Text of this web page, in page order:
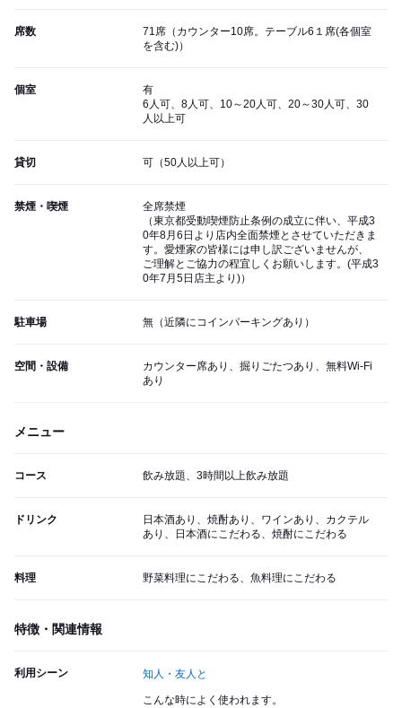
席数
71席（カウンター10席。テーブル6１席(各個室
を含む)）
個室
有
6人可、8人可、10～20人可、20～30人可、30
人以上可
貸切 可（50人以上可）
禁煙・喫煙
全席禁煙
（東京都受動喫煙防止条例の成立に伴い、平成3
0年8月6日より店内全面禁煙とさせていただきま
す。愛煙家の皆様には申し訳ございませんが、
ご理解とご協力の程宜しくお願いします。(平成3
0年7月5日店主より)）
駐車場 無（近隣にコインパーキングあり）
空間・設備
カウンター席あり、掘りごたつあり、無料Wi-Fi
あり
メニュー
コース 飲み放題、3時間以上飲み放題
ドリンク
日本酒あり、焼酎あり、ワインあり、カクテル
あり、日本酒にこだわる、焼酎にこだわる
料理 野菜料理にこだわる、魚料理にこだわる
特徴・関連情報
利用シーン 知人・友人と
こんな時によく使われます。